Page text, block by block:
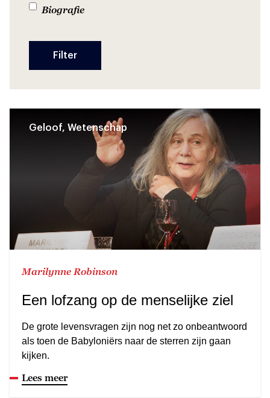
Biografie
Geloof, Wetenschap
Marilynne Robinson
Een lofzang op de menselijke ziel
De grote levensvragen zijn nog net zo onbeantwoord
als toen de Babyloniërs naar de sterren zijn gaan
kijken.
Lees meer